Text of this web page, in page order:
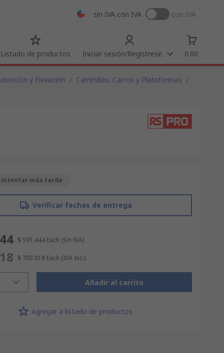
sin IVA con IVA con IVA
Listado de productos Iniciar sesión/Regístrese 0.00
y Elevación / Carretillas, Carros y Plataformas /
intentar más tarde
Verificar fechas de entrega
$ 591.444 Each (Sin IVA)
$ 703.818 Each (IVA Inc.)
Añadir al carrito
Agregar a listado de productos